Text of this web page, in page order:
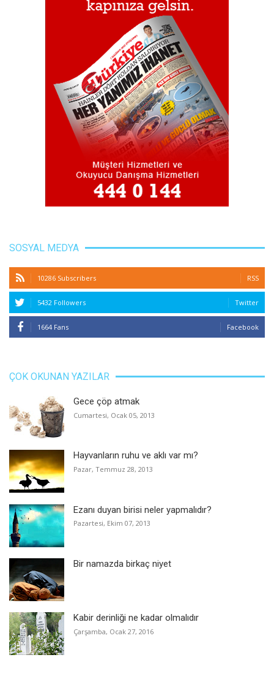
SOSYAL MEDYA
10286 Subscribers RSS
5432 Followers Twitter
1664 Fans Facebook
ÇOK OKUNAN YAZILAR
Gece çöp atmak
Cumartesi, Ocak 05, 2013
Hayvanların ruhu ve aklı var mı?
Pazar, Temmuz 28, 2013
Ezanı duyan birisi neler yapmalıdır?
Pazartesi, Ekim 07, 2013
Bir namazda birkaç niyet
Kabir derinliği ne kadar olmalıdır
Çarşamba, Ocak 27, 2016